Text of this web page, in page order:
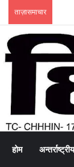
ताज़ासमाचार
होम अन्तर्राष्ट्रीय